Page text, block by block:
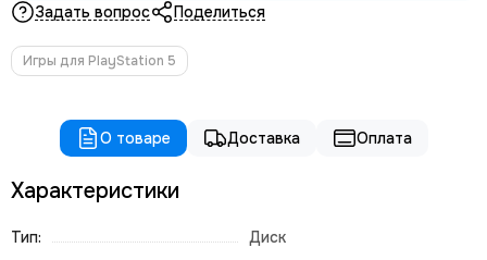
Задать вопрос Поделиться
Игры для PlayStation 5
О товаре Доставка Оплата
Характеристики
Тип:
Диск